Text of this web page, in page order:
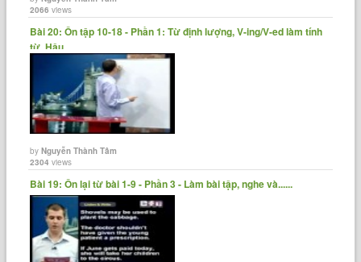
2066 views
Bài 20: Ôn tập 10-18 - Phần 1: Từ định lượng, V-ing/V-ed làm tính
từ, Hậu......
byNguyễn Thành Tâm
2304 views
Bài 19: Ôn lại từ bài 1-9 - Phần 3 - Làm bài tập, nghe và......